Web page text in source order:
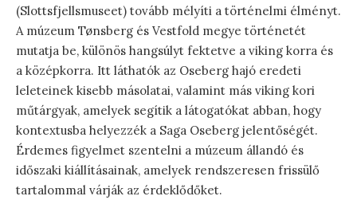
(Slottsfjellsmuseet) tovább mélyíti a történelmi élményt.
A múzeum Tønsberg és Vestfold megye történetét
mutatja be, különös hangsúlyt fektetve a viking korra és
a középkorra. Itt láthatók az Oseberg hajó eredeti
leleteinek kisebb másolatai, valamint más viking kori
műtárgyak, amelyek segítik a látogatókat abban, hogy
kontextusba helyezzék a Saga Oseberg jelentőségét.
Érdemes figyelmet szentelni a múzeum állandó és
időszaki kiállításainak, amelyek rendszeresen frissülő
tartalommal várják az érdeklődőket.